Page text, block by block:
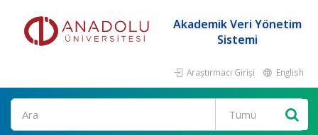
Akademik Veri Yönetim
Sistemi
Araştırmacı Girişi English
Ara